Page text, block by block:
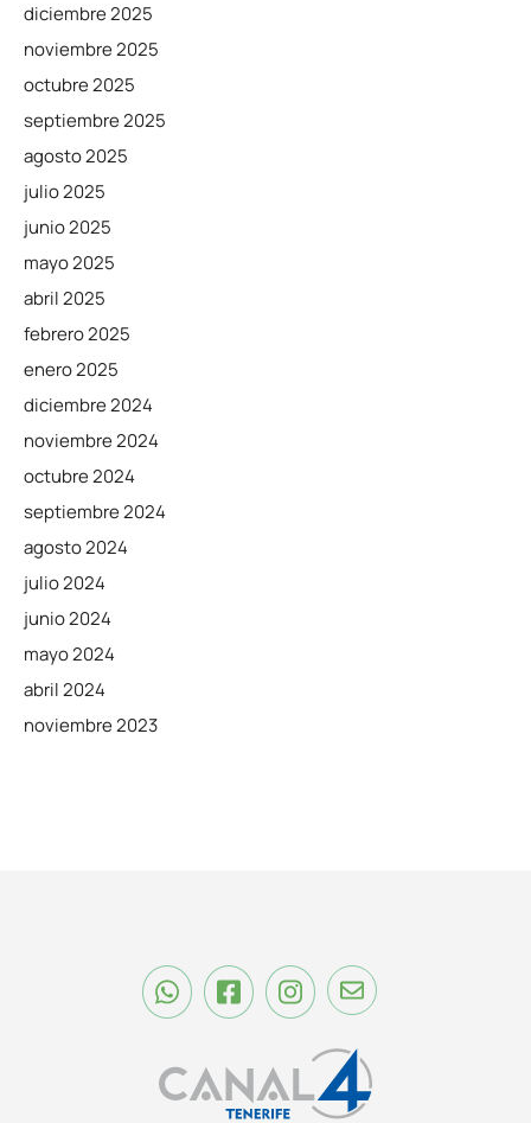
diciembre 2025
noviembre 2025
octubre 2025
septiembre 2025
agosto 2025
julio 2025
junio 2025
mayo 2025
abril 2025
febrero 2025
enero 2025
diciembre 2024
noviembre 2024
octubre 2024
septiembre 2024
agosto 2024
julio 2024
junio 2024
mayo 2024
abril 2024
noviembre 2023